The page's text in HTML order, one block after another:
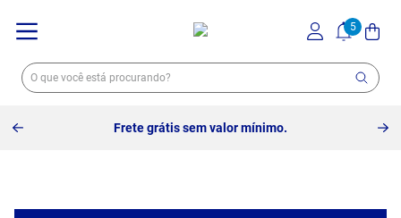
Frete grátis sem valor mínimo.